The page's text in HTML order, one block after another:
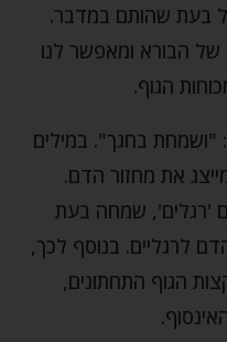
בעת שהותם במדבר.
של הבורא ומאפשר לנו
הגוף.
"ושמחת בחגך". במילים
את מחזור הדם.
'רגלים', שמחה בעת
לרגליים. בנוסף לכך,
הגוף התחתונים,